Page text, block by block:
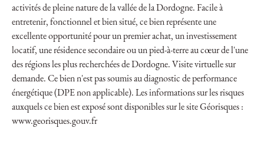
activités de pleine nature de la vallée de la Dordogne. Facile à
entretenir, fonctionnel et bien situé, ce bien représente une
excellente opportunité pour un premier achat, un investissement
locatif, une résidence secondaire ou un pied-à-terre au cœur de l'une
des régions les plus recherchées de Dordogne. Visite virtuelle sur
demande. Ce bien n'est pas soumis au diagnostic de performance
énergétique (DPE non applicable). Les informations sur les risques
auxquels ce bien est exposé sont disponibles sur le site Géorisques :
www.georisques.gouv.fr